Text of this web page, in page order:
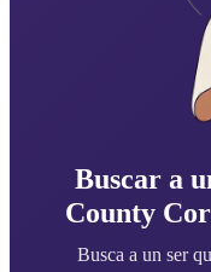
Buscar a
County
Busca a un ser